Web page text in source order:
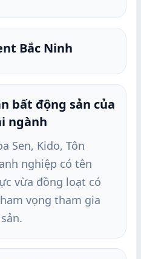
Bắc Ninh
bất động sản của
ngành
Sen, Kido, Tôn
nghiệp có tên
vừa đồng loạt có
vọng tham gia